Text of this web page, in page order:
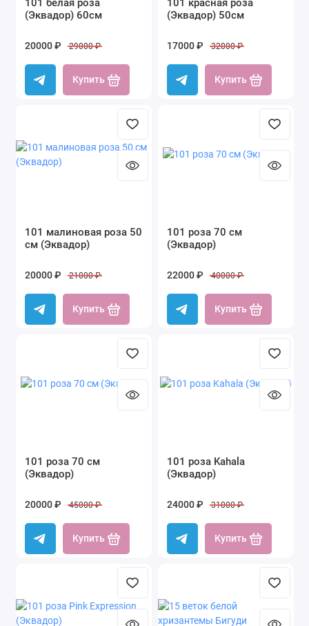
101 белая роза
(Эквадор) 60см
20000 ₽ 29000 ₽
Купить
101 красная роза
(Эквадор) 50см
17000 ₽ 32000 ₽
Купить
101 малиновая роза 50
см (Эквадор)
20000 ₽ 21000 ₽
Купить
101 роза 70 см
(Эквадор)
22000 ₽ 40000 ₽
Купить
101 роза 70 см
(Эквадор)
20000 ₽ 45000 ₽
Купить
101 роза Kahala
(Эквадор)
24000 ₽ 31000 ₽
Купить